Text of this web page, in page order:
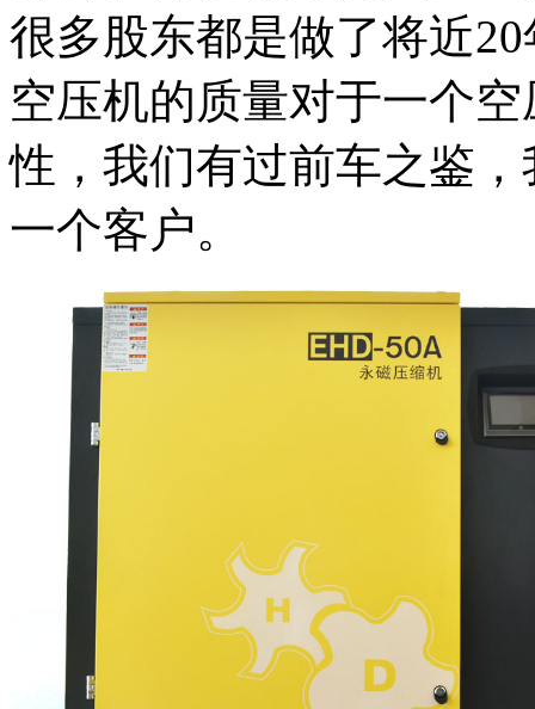
很多股东都是做了将近
空压机的质量对于一个
性，我们有过前车之鉴
一个客户。